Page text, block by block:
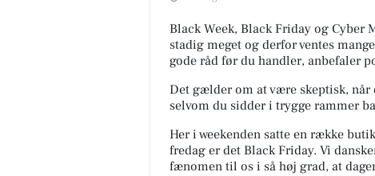
Black Week, Black Friday og
stadig meget og derfor ventes
gode råd før du handler, anbefaler
Det gælder om at være skeptisk,
selvom du sidder i trygge rammer
Her i weekenden satte en række
fredag er det Black Friday. Vi
fænomen til os i så høj grad, at